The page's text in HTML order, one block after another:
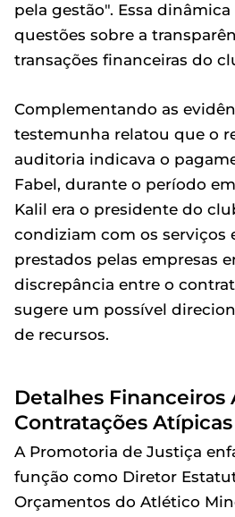
pela gestão". Essa
questões sobre a
transações financeiras do
Complementando as
testemunha relatou que o
auditoria indicava o
Fabel, durante o período
Kalil era o presidente do
condiziam com os serviços
prestados pelas empresas
discrepância entre o
sugere um possível
de recursos.
Detalhes Financeiros
Contratações Atípicas
A Promotoria de Justiça
função como Diretor
Orçamentos do Atlético